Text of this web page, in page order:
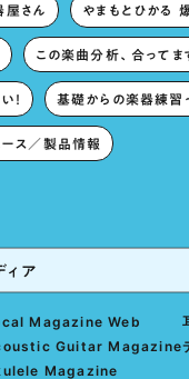
屋さん やまもとひかる
この楽曲分析、合ってま
！ 基礎からの楽器練習
ース／製品情報
ィア
Magazine Web
Guitar Magazine
Magazine